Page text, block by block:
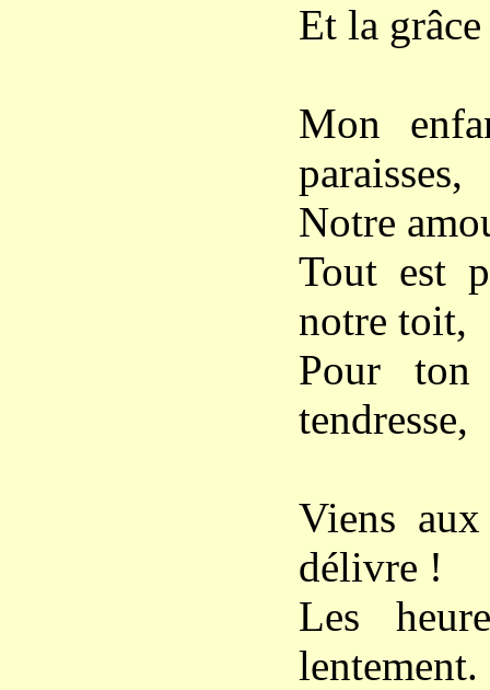
Et la
Mon
paraisses,
Notre
Tout est
notre toit,
Pour
tendresse,
Viens
délivre !
Les
lentement.